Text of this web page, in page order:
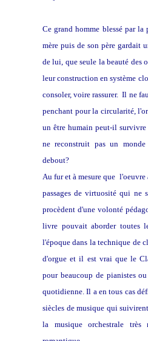
Ce grand homme blessé par la
mère puis de son père gardait
de lui, que seule la beauté des
leur construction en système
consoler, voire rassurer. Il ne
penchant pour la circularité,
un être humain peut-il
ne reconstruit pas un
debout?
Au fur et à mesure que
passages de virtuosité qui ne
procèdent d'une volonté
livre pouvait aborder toutes
l'époque dans la technique de
d'orgue et il est vrai que le
pour beaucoup de pianistes
quotidienne. Il a en tous cas
siècles de musique qui
la musique orchestrale très